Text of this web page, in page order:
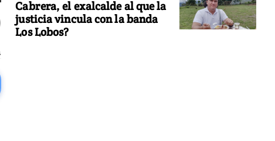
Cabrera, el exalcalde al que la
justicia vincula con la banda
Los Lobos?